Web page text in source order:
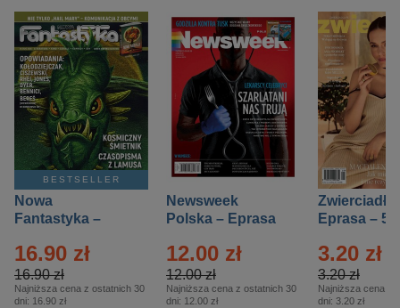
BESTSELLER
Nowa
Fantastyka –
16.90 zł
16.90 zł
Najniższa cena z ostatnich 30
dni: 16.90 zł
Newsweek
Polska – Eprasa
12.00 zł
12.00 zł
Najniższa cena z ostatnich 30
dni: 12.00 zł
Zwierciadło
Eprasa – 5/
3.20 zł
3.20 zł
Najniższa cena z
dni: 3.20 zł